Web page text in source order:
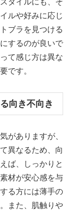
タイルにも、そ
ルや好みに応じ
ブラを見つける
するのが良いで
て感じ方は異な
です。
向き不向き
がありますが、
異なるため、向
ば、しっかりと
材が安心感を与
る方には薄手の
また、肌触りや